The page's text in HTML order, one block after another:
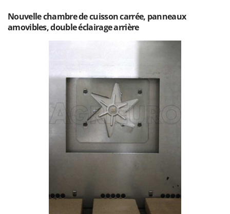
Rossofuoco
Santos
Nouvelle chambre de cuisson carrée, panneaux
amovibles, double éclairage arrière